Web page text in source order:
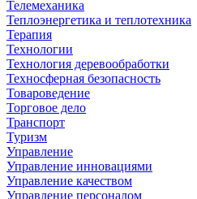
Телемеханика
Теплоэнергетика и теплотехника
Терапия
Технологии
Технология деревообработки
Техносферная безопасность
Товароведение
Торговое дело
Транспорт
Туризм
Управление
Управление инновациями
Управление качеством
Управление персоналом